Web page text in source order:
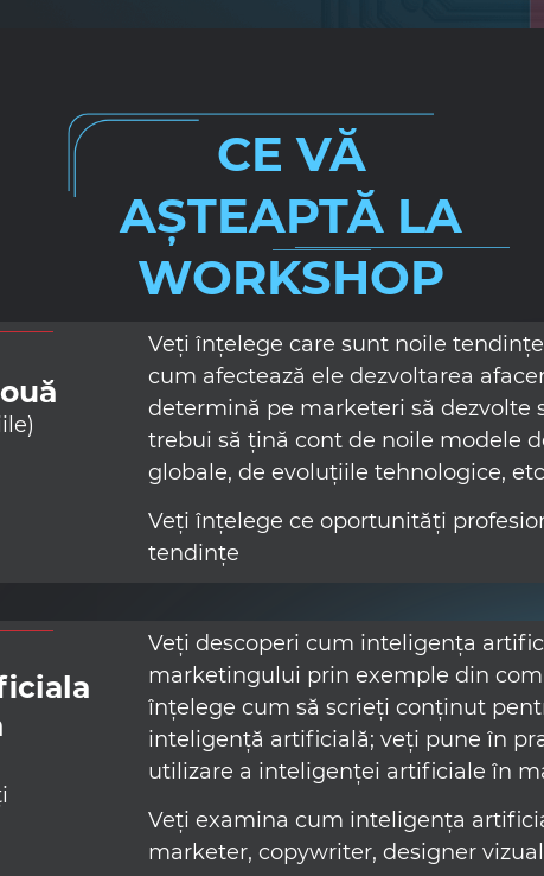
CE VĂ
AȘTEAPTĂ LA
WORKSHOP
Veți înțelege care sunt noile
cum afectează ele dezvoltarea
determină pe marketeri să dezvolte
trebui să țină cont de noile modele
globale, de evoluțiile tehnologice,
Veți înțelege ce oportunități
tendințe
Veți descoperi cum inteligența
marketingului prin exemple din
înțelege cum să scrieți conținut
inteligență artificială; veți pune în
utilizare a inteligenței artificiale în
Veți examina cum inteligența
marketer, copywriter, designer